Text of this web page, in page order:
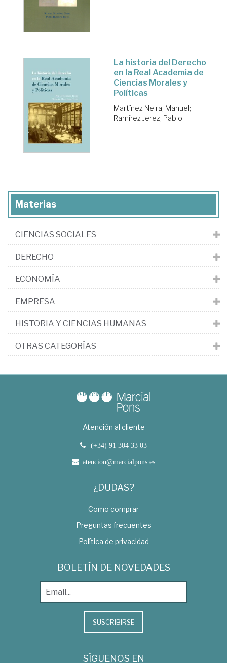
La historia del Derecho
en la Real Academia de
Ciencias Morales y
Políticas
Martínez Neira, Manuel;
Ramírez Jerez, Pablo
Materias
CIENCIAS SOCIALES
DERECHO
ECONOMÍA
EMPRESA
HISTORIA Y CIENCIAS HUMANAS
OTRAS CATEGORÍAS
Atención al cliente
(+34) 91 304 33 03
atencion@marcialpons.es
¿DUDAS?
Como comprar
Preguntas frecuentes
Política de privacidad
BOLETÍN DE NOVEDADES
SUSCRIBIRSE
SÍGUENOS EN